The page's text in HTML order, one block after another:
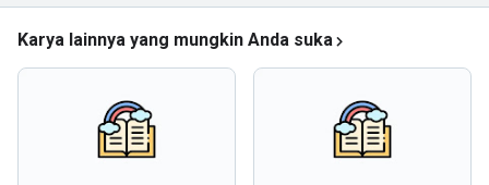
Karya lainnya yang mungkin Anda suka